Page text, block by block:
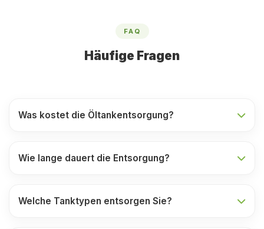
FAQ
Häufige Fragen
Was kostet die Öltankentsorgung?
Wie lange dauert die Entsorgung?
Welche Tanktypen entsorgen Sie?